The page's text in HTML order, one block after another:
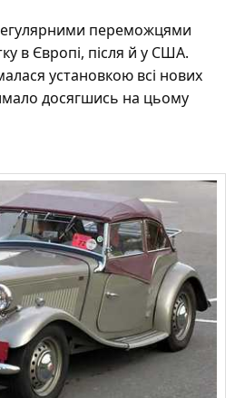
переможцями
в Європі, після й у США.
установкою всі нових
досягшись на цьому